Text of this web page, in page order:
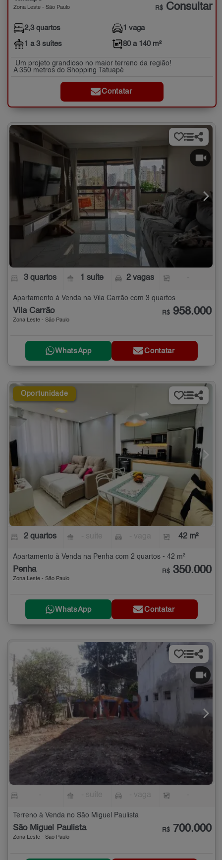
Zona Leste - São Paulo R$ Consultar
2,3 quartos
1 a 3 suítes
1 vaga
80 a 140 m²
Um projeto grandioso no maior terreno da região!
A 350 metros do Shopping Tatuapé
Contatar
3 quartos 1 suíte 2 vagas
Apartamento à Venda na Vila Carrão com 3 quartos
Vila Carrão
Zona Leste - São Paulo
R$ 958.000
WhatsApp Contatar
Oportunidade
2 quartos 42 m²
Apartamento à Venda na Penha com 2 quartos - 42 m²
Penha
Zona Leste - São Paulo
R$ 350.000
WhatsApp Contatar
Terreno à Venda no São Miguel Paulista
São Miguel Paulista
Zona Leste - São Paulo
R$ 700.000